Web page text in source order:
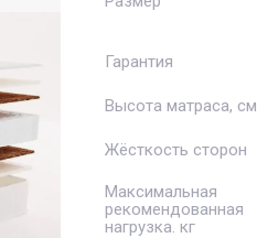
Гарантия
Высота матраса, см
Жёсткость сторон
Максимальная
рекомендованная
нагрузка. кг